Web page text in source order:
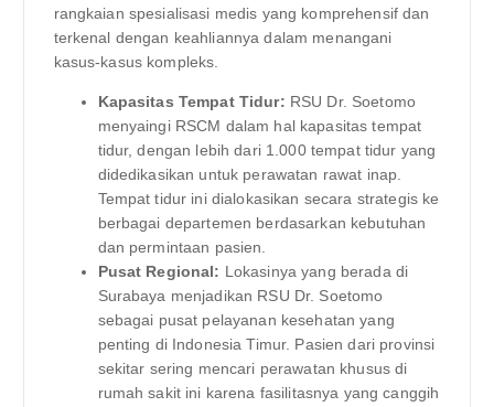
rangkaian spesialisasi medis yang komprehensif dan
terkenal dengan keahliannya dalam menangani
kasus-kasus kompleks.
Kapasitas Tempat Tidur: RSU Dr. Soetomo
menyaingi RSCM dalam hal kapasitas tempat
tidur, dengan lebih dari 1.000 tempat tidur yang
didedikasikan untuk perawatan rawat inap.
Tempat tidur ini dialokasikan secara strategis ke
berbagai departemen berdasarkan kebutuhan
dan permintaan pasien.
Pusat Regional: Lokasinya yang berada di
Surabaya menjadikan RSU Dr. Soetomo
sebagai pusat pelayanan kesehatan yang
penting di Indonesia Timur. Pasien dari provinsi
sekitar sering mencari perawatan khusus di
rumah sakit ini karena fasilitasnya yang canggih